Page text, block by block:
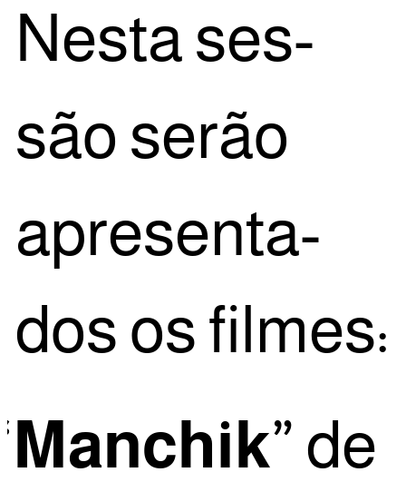
Nes­ta ses­
são serão
apre­sen­ta­
dos os filmes:
Man­chik” de